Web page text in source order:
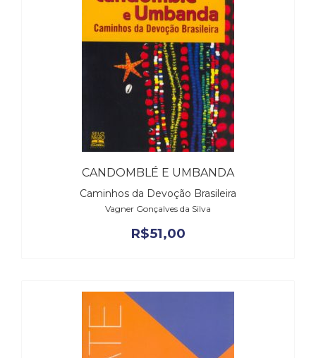
CANDOMBLÉ E UMBANDA
Caminhos da Devoção Brasileira
Vagner Gonçalves da Silva
R$51,00